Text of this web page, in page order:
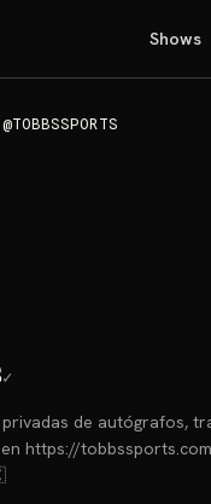
Shows
@TOBBSSPORTS
✓
de autógrafos,
https://